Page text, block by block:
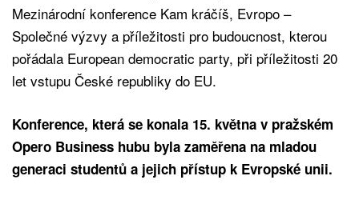
Mezinárodní konference Kam kráčíš, Evropo –
Společné výzvy a příležitosti pro budoucnost, kterou
pořádala European democratic party, při příležitosti 20
let vstupu České republiky do EU.
Konference, která se konala 15. května v pražském
Opero Business hubu byla zaměřena na mladou
generaci studentů a jejich přístup k Evropské unii.